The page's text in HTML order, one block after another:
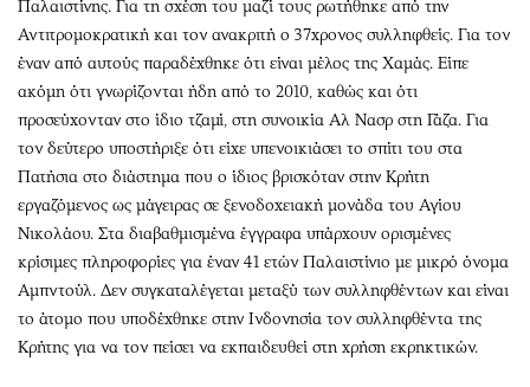
Παλαιστίνης. Για τη σχέση του μαζί τους ρωτήθηκε από την
Αντιτρομοκρατική και τον ανακριτή ο 37χρονος συλληφθείς. Για τον
έναν από αυτούς παραδέχθηκε ότι είναι μέλος της Χαμάς. Είπε
ακόμη ότι γνωρίζονται ήδη από το 2010, καθώς και ότι
προσεύχονταν στο ίδιο τζαμί, στη συνοικία Αλ Νασρ στη Γάζα. Για
τον δεύτερο υποστήριξε ότι είχε υπενοικιάσει το σπίτι του στα
Πατήσια στο διάστημα που ο ίδιος βρισκόταν στην Κρήτη
εργαζόμενος ως μάγειρας σε ξενοδοχειακή μονάδα του Αγίου
Νικολάου. Στα διαβαθμισμένα έγγραφα υπάρχουν ορισμένες
κρίσιμες πληροφορίες για έναν 41 ετών Παλαιστίνιο με μικρό όνομα
Aμπντούλ. Δεν συγκαταλέγεται μεταξύ των συλληφθέντων και είναι
το άτομο που υποδέχθηκε στην Ινδονησία τον συλληφθέντα της
Κρήτης για να τον πείσει να εκπαιδευθεί στη χρήση εκρηκτικών.